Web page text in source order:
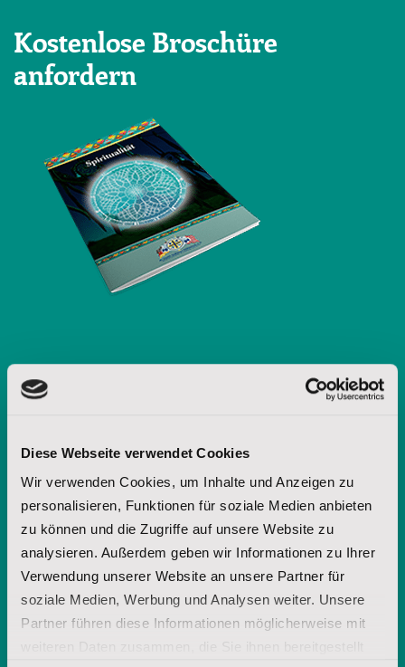
Diese Webseite verwendet Cookies
Wir verwenden Cookies, um Inhalte und Anzeigen zu
personalisieren, Funktionen für soziale Medien anbieten
zu können und die Zugriffe auf unsere Website zu
analysieren. Außerdem geben wir Informationen zu Ihrer
Verwendung unserer Website an unsere Partner für
soziale Medien, Werbung und Analysen weiter. Unsere
Partner führen diese Informationen möglicherweise mit
Kostenlose Broschüre
anfordern
Möchten Sie weitere Informationen
Sie unsere Broschüre an.
Nachname